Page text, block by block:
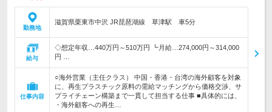
勤務地
滋賀県栗東市中沢 JR琵琶湖線 草津駅 車5分
給与
◇想定年収…440万円～510万円 ┗月給…274,000円～314,000
円 …
仕事内容
○海外営業（主任クラス） 中国・香港・台湾の海外顧客を対象
に、再生プラスチック原料の需給マッチングから価格交渉、サ
プライチェーン構築まで一貫して担当する仕事 ■具体的には、
・海外顧客への再生…